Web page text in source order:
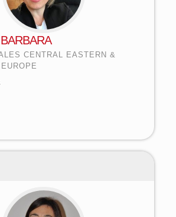
CENTRAL EASTERN &